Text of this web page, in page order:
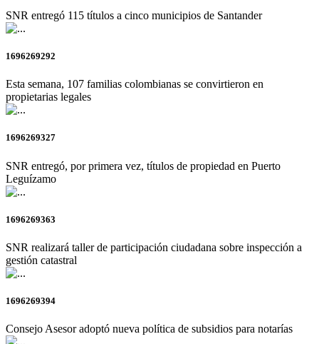
SNR entregó 115 títulos a cinco municipios de Santander
1696269292
Esta semana, 107 familias colombianas se convirtieron en
propietarias legales
1696269327
SNR entregó, por primera vez, títulos de propiedad en Puerto
Leguízamo
1696269363
SNR realizará taller de participación ciudadana sobre inspección a
gestión catastral
1696269394
Consejo Asesor adoptó nueva política de subsidios para notarías